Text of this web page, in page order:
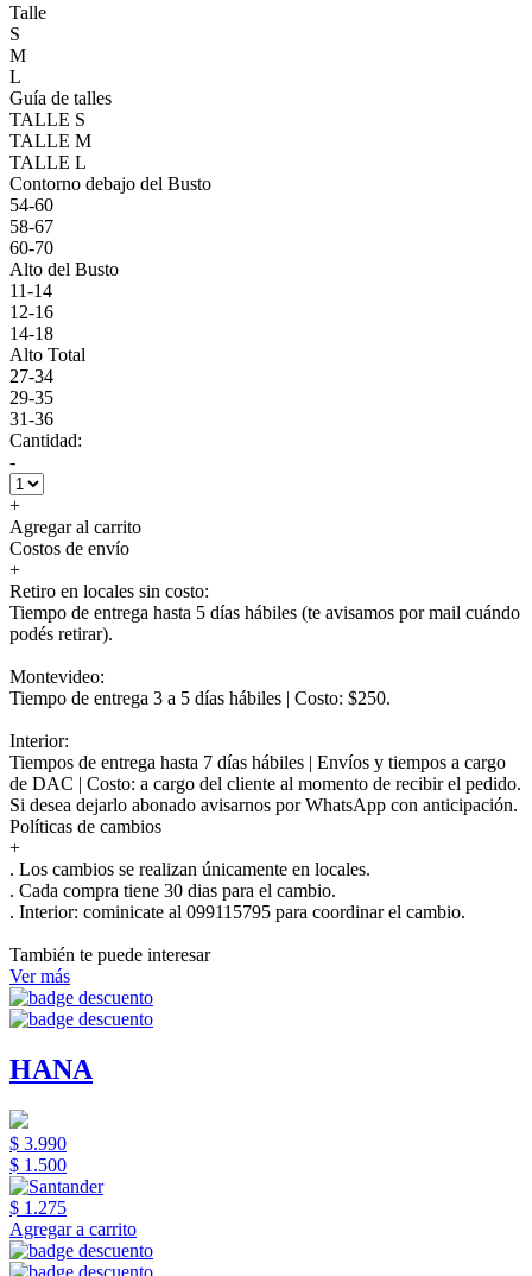
Talle
S
M
L
Guía de talles
TALLE S
TALLE M
TALLE L
Contorno debajo del Busto
54-60
58-67
60-70
Alto del Busto
11-14
12-16
14-18
Alto Total
27-34
29-35
31-36
Cantidad:
-
+
Agregar al carrito
Costos de envío
+
Retiro en locales sin costo:
Tiempo de entrega hasta 5 días hábiles (te avisamos por mail cuándo
podés retirar).
Montevideo:
Tiempo de entrega 3 a 5 días hábiles | Costo: $250.
Interior:
Tiempos de entrega hasta 7 días hábiles | Envíos y tiempos a cargo
de DAC | Costo: a cargo del cliente al momento de recibir el pedido.
Si desea dejarlo abonado avisarnos por WhatsApp con anticipación.
Políticas de cambios
+
. Los cambios se realizan únicamente en locales.
. Cada compra tiene 30 dias para el cambio.
. Interior: cominicate al 099115795 para coordinar el cambio.
También te puede interesar
Ver más
HANA
$ 3.990
$ 1.500
$ 1.275
Agregar a carrito